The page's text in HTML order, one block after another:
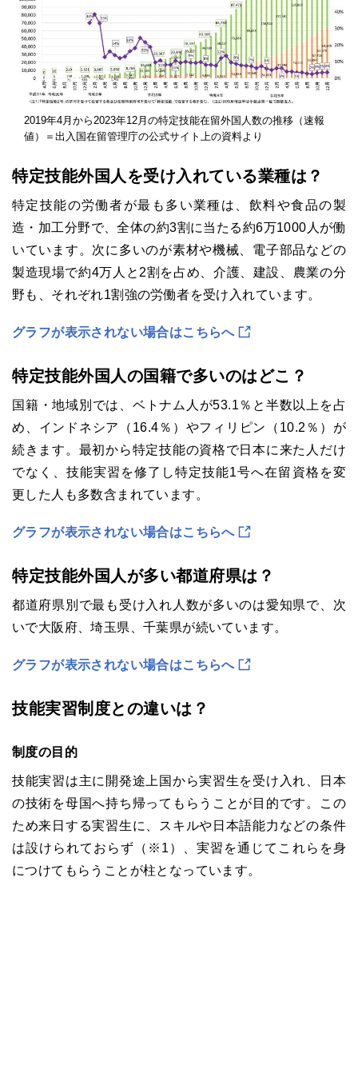
2019年4月から2023年12月の特定技能在留外国人数の推移（速報
値）＝出入国在留管理庁の公式サイト上の資料より
特定技能外国人を受け入れている業種は？
特定技能の労働者が最も多い業種は、飲料や食品の製
造・加工分野で、全体の約3割に当たる約6万1000人が働
いています。次に多いのが素材や機械、電子部品などの
製造現場で約4万人と2割を占め、介護、建設、農業の分
野も、それぞれ1割強の労働者を受け入れています。
グラフが表示されない場合はこちらへ
特定技能外国人の国籍で多いのはどこ？
国籍・地域別では、ベトナム人が53.1％と半数以上を占
め、インドネシア（16.4％）やフィリピン（10.2％）が
続きます。最初から特定技能の資格で日本に来た人だけ
でなく、技能実習を修了し特定技能1号へ在留資格を変
更した人も多数含まれています。
グラフが表示されない場合はこちらへ
特定技能外国人が多い都道府県は？
都道府県別で最も受け入れ人数が多いのは愛知県で、次
いで大阪府、埼玉県、千葉県が続いています。
グラフが表示されない場合はこちらへ
技能実習制度との違いは？
制度の目的
技能実習は主に開発途上国から実習生を受け入れ、日本
の技術を母国へ持ち帰ってもらうことが目的です。この
ため来日する実習生に、スキルや日本語能力などの条件
は設けられておらず（※1）、実習を通じてこれらを身
につけてもらうことが柱となっています。